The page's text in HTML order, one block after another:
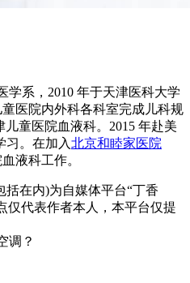
系，2010 年于天津医科大学
医院内外科各科室完成儿科规
童医院血液科。2015 年赴美
习。在加入北京和睦家医院
液科工作。
括在内)为自媒体平台“丁香
仅代表作者本人，本平台仅提
调？